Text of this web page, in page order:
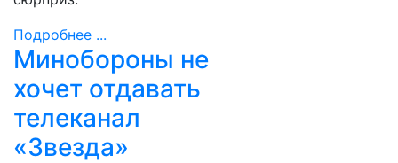
Подробнее ...
Минобороны не
хочет отдавать
телеканал
«Звезда»